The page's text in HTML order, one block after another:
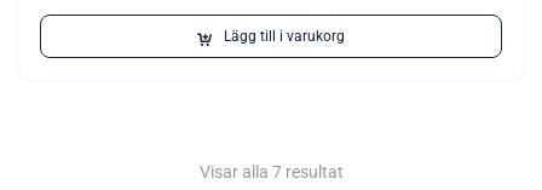
Lägg till i varukorg
Visar alla 7 resultat